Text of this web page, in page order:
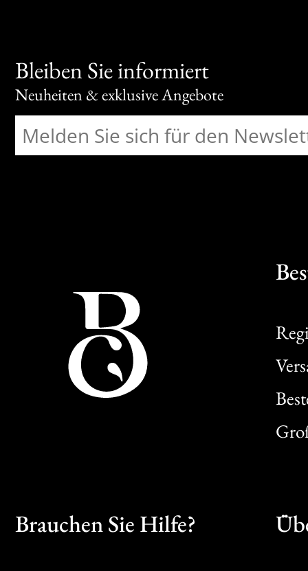
Bleiben Sie informiert
Neuheiten & exklusive Angebote
Brauchen Sie Hilfe?